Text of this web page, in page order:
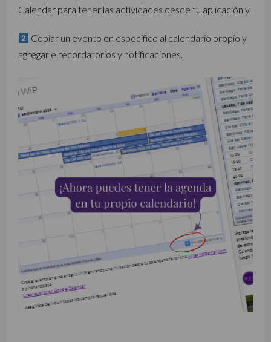
Calendar para tener las actividades desde tu aplicación y
Copiar un evento en especifico al calendario propio y
agregarle recordatorios y notificaciones.